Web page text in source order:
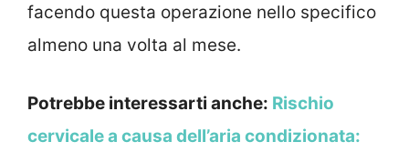
facendo questa operazione nello specifico
almeno una volta al mese.
Potrebbe interessarti anche: Rischio
cervicale a causa dell’aria condizionata: